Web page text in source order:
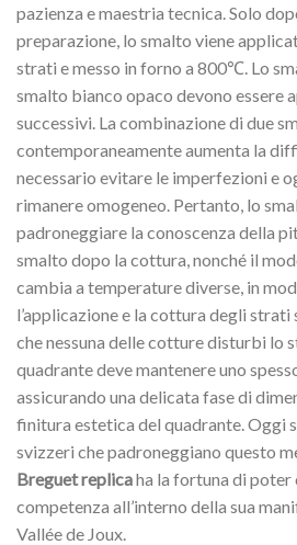
pazienza e maestria tecnica. Solo
preparazione, lo smalto viene
strati e messo in forno a 800℃. Lo
smalto bianco opaco devono essere
successivi. La combinazione di due
contemporaneamente aumenta la
necessario evitare le imperfezioni e
rimanere omogeneo. Pertanto, lo
padroneggiare la conoscenza della
smalto dopo la cottura, nonché il
cambia a temperature diverse, in
l’applicazione e la cottura degli strati
che nessuna delle cotture disturbi lo
quadrante deve mantenere uno
assicurando una delicata fase di
finitura estetica del quadrante. Oggi
svizzeri che padroneggiano questo
Breguet replicaha la fortuna di poter
competenza all’interno della sua
Vallée de Joux.